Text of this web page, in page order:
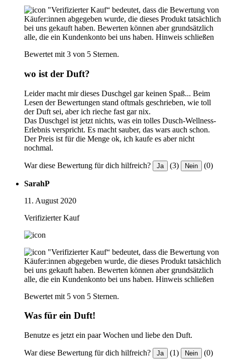
"Verifizierter Kauf“ bedeutet, dass die Bewertung von
Käufer:innen abgegeben wurde, die dieses Produkt tatsächlich
bei uns gekauft haben. Bewerten können aber grundsätzlich
alle, die ein Kundenkonto bei uns haben. Hinweis schließen
Bewertet mit 3 von 5 Sternen.
wo ist der Duft?
Leider macht mir dieses Duschgel gar keinen Spaß... Beim
Lesen der Bewertungen stand oftmals geschrieben, wie toll
der Duft sei, aber ich rieche fast gar nix.
Das Duschgel ist jetzt nichts, was ein tolles Dusch-Wellness-
Erlebnis verspricht. Es macht sauber, das wars auch schon.
Der Preis ist für die Menge ok, ich kaufe es aber nicht
nochmal.
War diese Bewertung für dich hilfreich? Ja (3) Nein (0)
SarahP
11. August 2020
Verifizierter Kauf
"Verifizierter Kauf“ bedeutet, dass die Bewertung von
Käufer:innen abgegeben wurde, die dieses Produkt tatsächlich
bei uns gekauft haben. Bewerten können aber grundsätzlich
alle, die ein Kundenkonto bei uns haben. Hinweis schließen
Bewertet mit 5 von 5 Sternen.
Was für ein Duft!
Benutze es jetzt ein paar Wochen und liebe den Duft.
War diese Bewertung für dich hilfreich? Ja (1) Nein (0)